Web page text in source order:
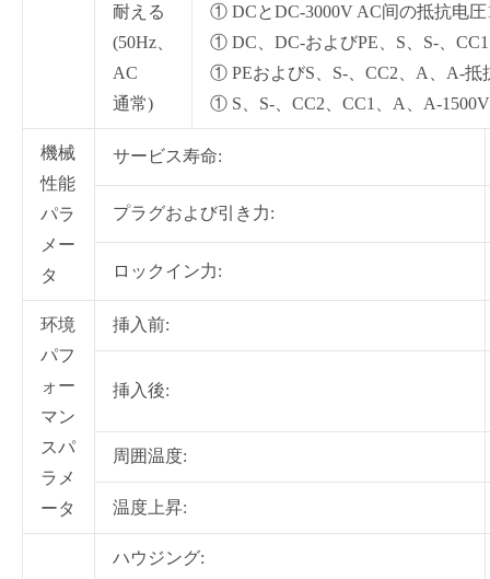
耐える
(50Hz、
AC
通常)
① DCとDC-3000V AC间の抵抗电圧
① DC、DC-およびPE、S、S-、
① PEおよびS、S-、CC2、A、A-抵
① S、S-、CC2、CC1、A、A-
機械
性能
パラ
メー
タ
サービス寿命:
プラグおよび引き力:
ロックイン力:
环境
パフ
ォー
マン
スパ
ラメ
ータ
挿入前:
挿入後:
周囲温度:
温度上昇:
ハウジング: